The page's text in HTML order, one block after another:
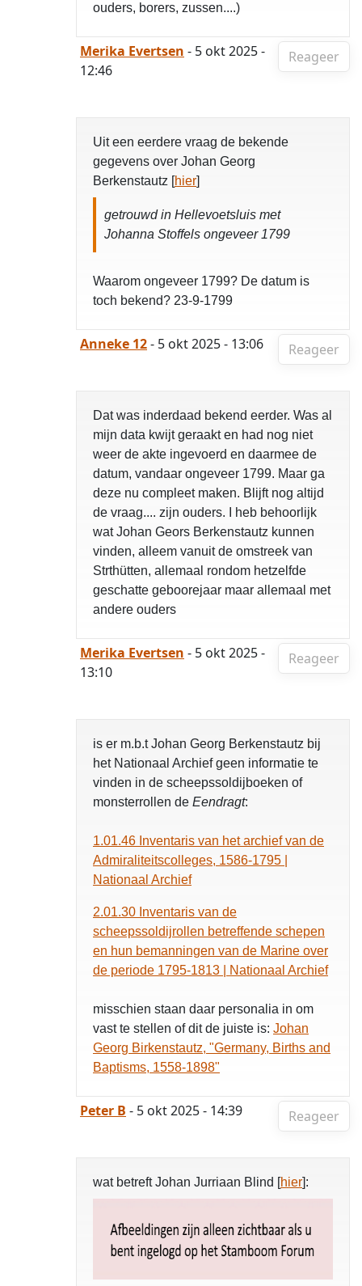
ouders, borers, zussen....)
Reageer
Merika Evertsen - 5 okt 2025 -
12:46
Uit een eerdere vraag de bekende
gegevens over Johan Georg
Berkenstautz [hier]
getrouwd in Hellevoetsluis met
Johanna Stoffels ongeveer 1799
Waarom ongeveer 1799? De datum is
toch bekend? 23-9-1799
Reageer
Anneke 12- 5 okt 2025 - 13:06
Dat was inderdaad bekend eerder. Was al
mijn data kwijt geraakt en had nog niet
weer de akte ingevoerd en daarmee de
datum, vandaar ongeveer 1799. Maar ga
deze nu compleet maken. Blijft nog altijd
de vraag.... zijn ouders. I heb behoorlijk
wat Johan Geors Berkenstautz kunnen
vinden, alleem vanuit de omstreek van
Strthütten, allemaal rondom hetzelfde
geschatte geboorejaar maar allemaal met
andere ouders
Reageer
Merika Evertsen - 5 okt 2025 -
13:10
is er m.b.t Johan Georg Berkenstautz bij
het Nationaal Archief geen informatie te
vinden in de scheepssoldijboeken of
monsterrollen de Eendragt:
1.01.46 Inventaris van het archief van de
Admiraliteitscolleges, 1586-1795 |
Nationaal Archief
2.01.30 Inventaris van de
scheepssoldijrollen betreffende schepen
en hun bemanningen van de Marine over
de periode 1795-1813 | Nationaal Archief
misschien staan daar personalia in om
vast te stellen of dit de juiste is: Johan
Georg Birkenstautz, "Germany, Births and
Baptisms, 1558-1898"
Reageer
Peter B - 5 okt 2025 - 14:39
wat betreft Johan Jurriaan Blind [hier]: